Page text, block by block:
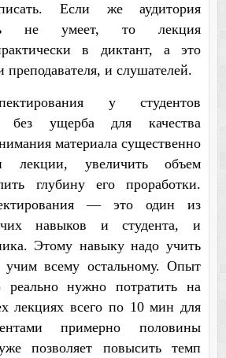
Если же аудитория
не умеет, то лекция
в диктант, а это
преподавателя, и слушателей.
у студентов
без ущерба для качества
материала существенно
лекции, увеличить объем
глубину его проработки.
— это один из
навыков и студента, и
Этому навыку надо учить
всему остальному. Опыт
реально нужно потратить на
лекциях всего по 10 мин для
примерно половины
позволяет повысить темп